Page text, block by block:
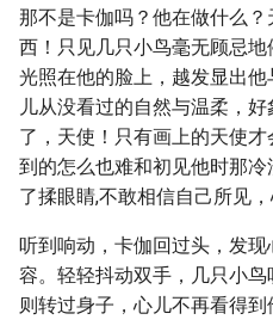
那不是卡伽吗？他在做什么
西！只见几只小鸟毫无顾忌
光照在他的脸上，越发显出
儿从没看过的自然与温柔，
了，天使！只有画上的天使
到的怎么也难和初见他时那
了揉眼睛,不敢相信自己所见
听到响动，卡伽回过头，发
容。轻轻抖动双手，几只小鸟
则转过身子，心儿不再看得到